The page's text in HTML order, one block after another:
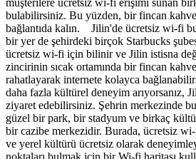
müşterilere ücretsiz wi-fi erişimi sunan
bulabilirsiniz. Bu yüzden, bir fincan kahve
bağlantıda kalın. Jilin'de ücretsiz wi-fi
bir yer de şehirdeki birçok Starbucks
ücretsiz wi-fi için bilinir ve Jilin istisna
zincirinin sıcak ortamında bir fincan
rahatlayarak internete kolayca
daha fazla kültürel deneyim arıyorsanız,
ziyaret edebilirsiniz. Şehrin merkezinde
güzel bir park, bir stadyum ve birkaç
bir cazibe merkezidir. Burada, ücretsiz
ve yerel kültürü ücretsiz olarak
noktaları bulmak için bir Wi-fi haritası